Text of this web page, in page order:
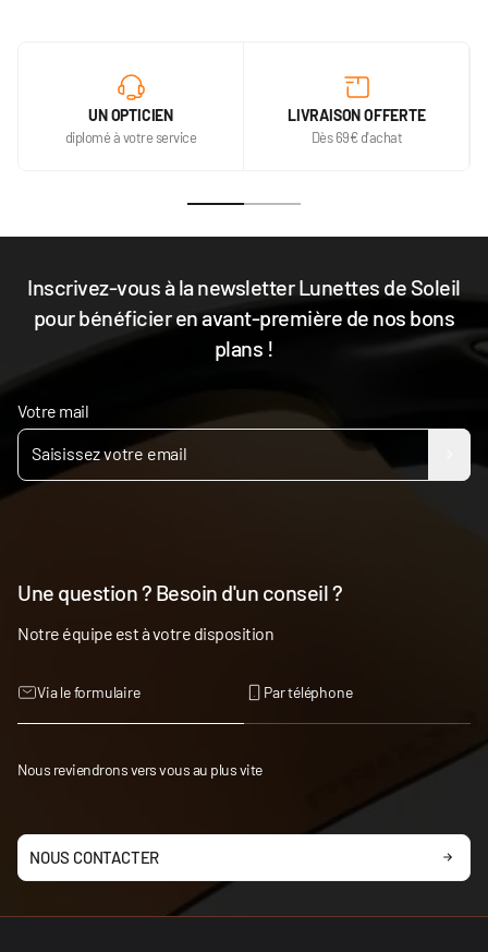
UN OPTICIEN
diplomé à votre service
LIVRAISON OFFERTE
Dès 69€ d'achat
Inscrivez-vous à la newsletter Lunettes de Soleil
pour bénéficier en avant-première de nos bons
plans !
Votre mail
Une question ? Besoin d'un conseil ?
Notre équipe est à votre disposition
Via le formulaire Par téléphone
Nous reviendrons vers vous au plus vite
NOUS CONTACTER